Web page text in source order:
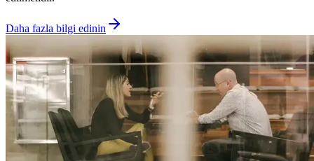
Daha fazla bilgi edinin